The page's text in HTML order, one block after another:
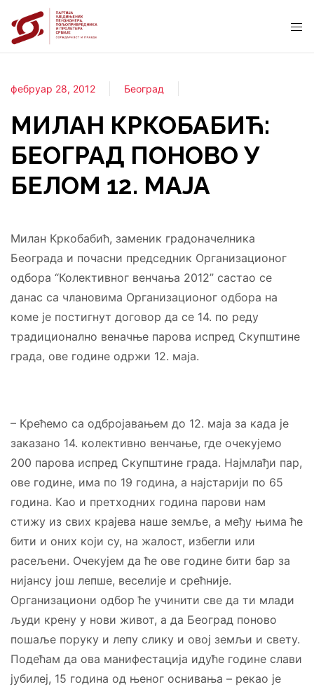
фебруар 28, 2012 Београд
МИЛАН КРКОБАБИЋ:
БЕОГРАД ПОНОВО У
БЕЛОМ 12. МАЈА
Милан Кркобабић, заменик градоначелника
Београда и почасни председник Организационог
одбора “Колективног венчања 2012” састао се
данас са члановима Организационог одбора на
коме је постигнут договор да се 14. по реду
традиционално веначње парова испред Скупштине
града, ове године одржи 12. маја.
– Крећемо са одбројавањем до 12. маја за када је
заказано 14. колективно венчање, где очекујемо
200 парова испред Скупштине града. Најмлађи пар,
ове године, има по 19 година, а најстарији по 65
година. Као и претходних година парови нам
стижу из свих крајева наше земље, а међу њима ће
бити и оних који су, на жалост, избегли или
расељени. Очекујем да ће ове године бити бар за
нијансу још лепше, веселије и срећније.
Организациони одбор ће учинити све да ти млади
људи крену у нови живот, а да Београд поново
пошаље поруку и лепу слику и овој земљи и свету.
Подећам да ова манифестација идуће године слави
јубилеј, 15 година од њеног оснивања – рекао је